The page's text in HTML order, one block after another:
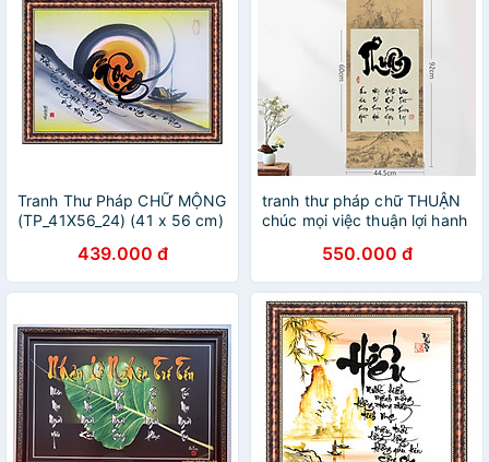
Tranh Thư Pháp CHỮ MỘNG
(TP_41X56_24) (41 x 56 cm)
439.000 đ
tranh thư pháp chữ THUẬN
chúc mọi việc thuận lợi hanh
550.000 đ